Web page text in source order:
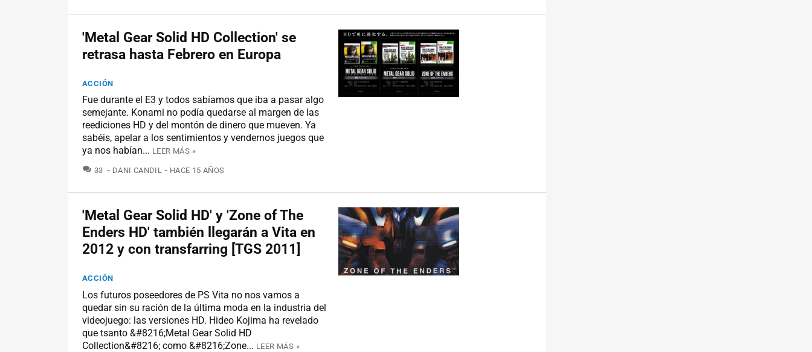
'Metal Gear Solid HD Collection' se
retrasa hasta Febrero en Europa
ACCIÓN
Fue durante el E3 y todos sabíamos que iba a pasar algo
semejante. Konami no podía quedarse al margen de las
reediciones HD y del montón de dinero que mueven. Ya
sabéis, apelar a los sentimientos y vendernos juegos que
ya nos habían... LEER MÁS »
33 COMENTARIOS
DANI CANDIL HACE 15 AÑOS
'Metal Gear Solid HD' y 'Zone of The
Enders HD' también llegarán a Vita en
2012 y con transfarring [TGS 2011]
ACCIÓN
Los futuros poseedores de PS Vita no nos vamos a
quedar sin su ración de la última moda en la industria del
videojuego: las versiones HD. Hideo Kojima ha revelado
que tsanto &#8216;Metal Gear Solid HD
Collection&#8216; como &#8216;Zone... LEER MÁS »